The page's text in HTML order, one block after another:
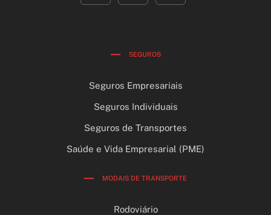
SEGUROS
Seguros Empresariais
Seguros Individuais
Seguros de Transportes
Saúde e Vida Empresarial (PME)
MODAIS DE TRANSPORTE
Rodoviário